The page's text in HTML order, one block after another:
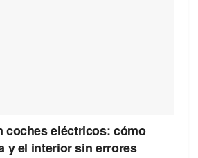
coches eléctricos: cómo
y el interior sin errores